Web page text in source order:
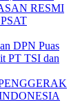
DPN Puas
PT TSI dan